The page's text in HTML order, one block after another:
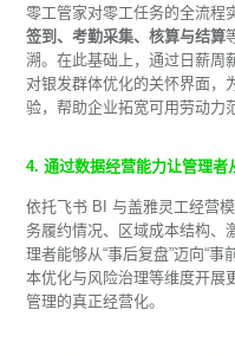
零工管家对零工任务的全流程
签到、考勤采集、核算与结算
溯。在此基础上，通过日薪周
对银发群体优化的关怀界面，
验，帮助企业拓宽可用劳动力
4. 通过数据经营能力让管理者
依托飞书 BI 与盖雅灵工经营
务履约情况、区域成本结构、
理者能够从“事后复盘”迈向“
本优化与风险治理等维度开展
管理的真正经营化。